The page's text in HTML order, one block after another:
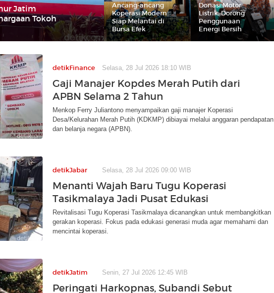
Jatim
Tokoh
Ancang-ancang
Koperasi Modern
Siap Melantai di
Bursa Efek
Donasi Motor
Listrik, Dorong
Penggunaan
Energi Bersih
detikFinance Selasa, 28 Jul 2026 18:10 WIB
Gaji Manajer Kopdes Merah Putih dari
APBN Selama 2 Tahun
Menkop Ferry Juliantono menyampaikan gaji manajer Koperasi
Desa/Kelurahan Merah Putih (KDKMP) dibiayai melalui anggaran pendapatan
dan belanja negara (APBN).
detikJabar Selasa, 28 Jul 2026 09:00 WIB
Menanti Wajah Baru Tugu Koperasi
Tasikmalaya Jadi Pusat Edukasi
Revitalisasi Tugu Koperasi Tasikmalaya dicanangkan untuk membangkitkan
gerakan koperasi. Fokus pada edukasi generasi muda agar memahami dan
mencintai koperasi.
detikJatim Senin, 27 Jul 2026 12:45 WIB
Peringati Harkopnas, Subandi Sebut